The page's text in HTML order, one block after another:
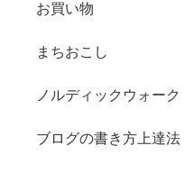
お買い物
まちおこし
ノルディックウォーク
ブログの書き方上達法